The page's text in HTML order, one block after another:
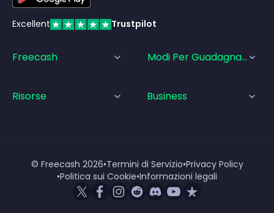
Excellent Trustpilot
Freecash Modi Per Guadagnare
Risorse Business
© Freecash 2026•Termini di Servizio•Privacy Policy
•Politica sui Cookie•Informazioni legali